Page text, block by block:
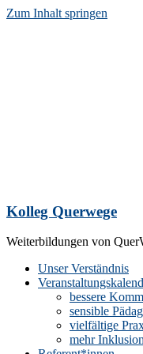
Zum Inhalt springen
Kolleg Querwege
Weiterbildungen von
Unser Verständnis
bessere
sensible
vielfältige
mehr